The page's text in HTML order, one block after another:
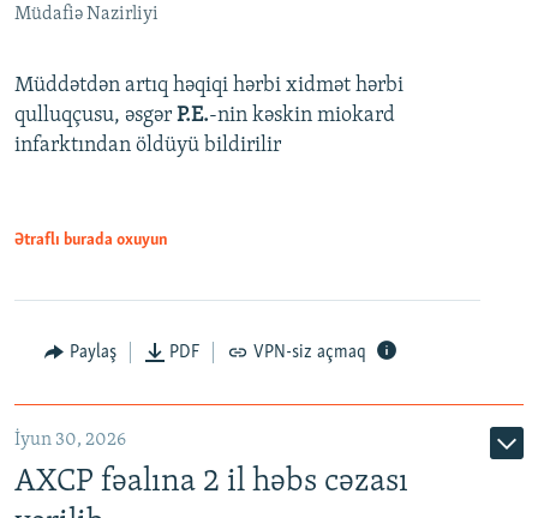
Müdafiə Nazirliyi
Müddətdən artıq həqiqi hərbi xidmət hərbi
qulluqçusu, əsgər P.E.-nin kəskin miokard
infarktından öldüyü bildirilir
Ətraflı burada oxuyun
Paylaş PDF VPN-siz açmaq
İyun 30, 2026
AXCP fəalına 2 il həbs cəzası